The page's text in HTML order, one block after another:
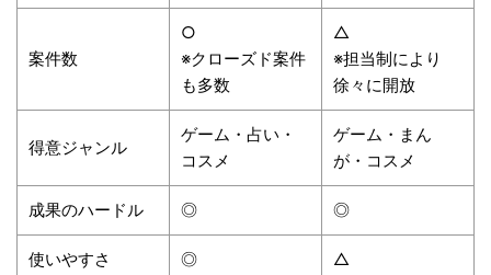
案件数
○
※クローズド案件
も多数
△
※担当制により
徐々に開放
得意ジャンル
ゲーム・占い・
コスメ
ゲーム・まん
が・コスメ
成果のハードル ◎ ◎
使いやすさ ◎ △